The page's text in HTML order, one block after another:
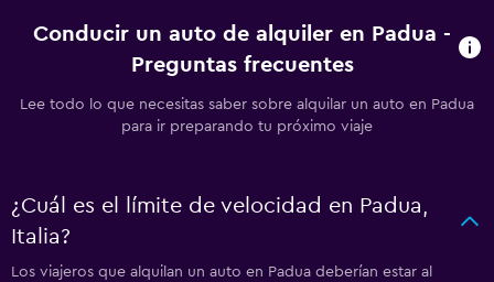
Conducir un auto de alquiler en Padua -
Preguntas frecuentes
Lee todo lo que necesitas saber sobre alquilar un auto en Padua
para ir preparando tu próximo viaje
¿Cuál es el límite de velocidad en Padua,
Italia?
Los viajeros que alquilan un auto en Padua deberían estar al